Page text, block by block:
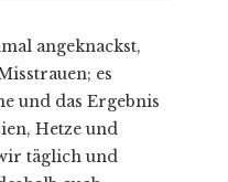
angeknackst,
es
und das Ergebnis
Hetze und
täglich und